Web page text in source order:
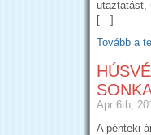
utaztatást,
[…]
Tovább a
Apr 6th,
A pénteki